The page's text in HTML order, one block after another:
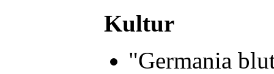
Kultur
"Germania